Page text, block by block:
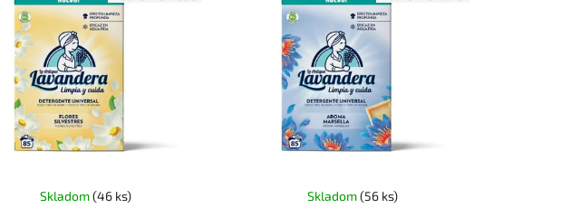
Skladom(46 ks) Skladom(56 ks)